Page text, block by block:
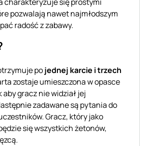
pozwalają nawet najmłodszym
radość z zabawy.
pojednej karcie i trzech
zostaje umieszczona w opasce
aby gracz nie widział jej
zadawane są pytania do
Gracz, który jako
się wszystkich żetonów,